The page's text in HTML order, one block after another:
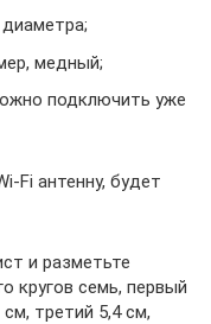
медный;
подключить уже
Fi антенну, будет
и разметьте
кругов семь, первый
третий 5,4 см,